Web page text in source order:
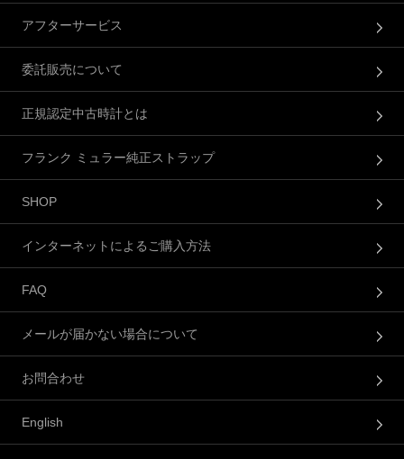
アフターサービス
委託販売について
正規認定中古時計とは
フランク ミュラー純正ストラップ
SHOP
インターネットによるご購入方法
FAQ
メールが届かない場合について
お問合わせ
English